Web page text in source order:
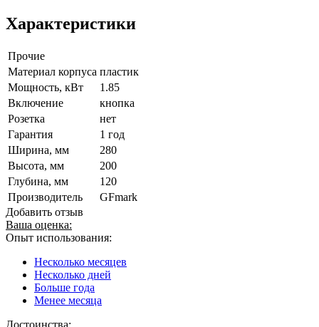
Характеристики
Прочие
Материал корпуса пластик
Мощность, кВт
1.85
Включение
кнопка
Розетка
нет
Гарантия
1 год
Ширина, мм
280
Высота, мм
200
Глубина, мм
120
Производитель
GFmark
Добавить отзыв
Ваша оценка:
Опыт использования:
Несколько месяцев
Несколько дней
Больше года
Менее месяца
Достоинства: